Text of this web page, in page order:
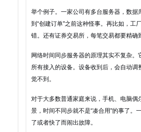
举个例子。一家公司有多台服务器，数
到“创建订单"之前这种怪事。再比如，工
错。还有证券交易所，每笔交易都要精
网络时间同步服务器的原理其实不复杂
所有接入的设备。设备收到后，会自动
觉不到。
对于大多数普通家庭来说，手机、电脑
景，时间不同步就不是“凑合用"的事了。
了或者快了而闹出故障。